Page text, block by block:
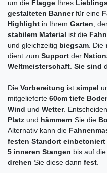
um die Flagge Ihres
gestalteten Bannerfür eine
Highlight in Ihrem Garten ,
stabilem Material ist die
und gleichzeitig biegsam . Die
dient zum Support der
Weltmeisterschaft Sie sind
Die Vorbereitung ist simpel
mitgelieferte 60cm tiefe
Wind und Wetter.
Platz und hämmern Sie die
Alternativ kann die
festen Standort einbetoniert
5 inneren Stangen bis auf die
drehen Sie diese dann fest